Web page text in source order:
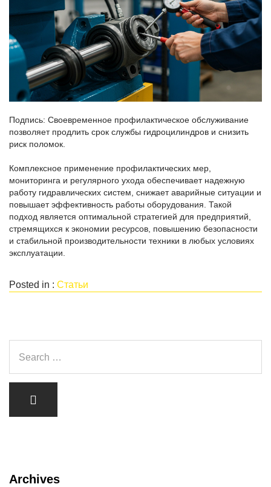
Подпись: Своевременное профилактическое обслуживание
позволяет продлить срок службы гидроцилиндров и снизить
риск поломок.
Комплексное применение профилактических мер,
мониторинга и регулярного ухода обеспечивает надежную
работу гидравлических систем, снижает аварийные ситуации и
повышает эффективность работы оборудования. Такой
подход является оптимальной стратегией для предприятий,
стремящихся к экономии ресурсов, повышению безопасности
и стабильной производительности техники в любых условиях
эксплуатации.
Posted in : Статьи
Archives